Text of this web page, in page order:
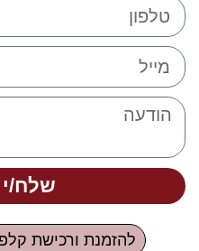
שלח/
להזמנת ורכישת